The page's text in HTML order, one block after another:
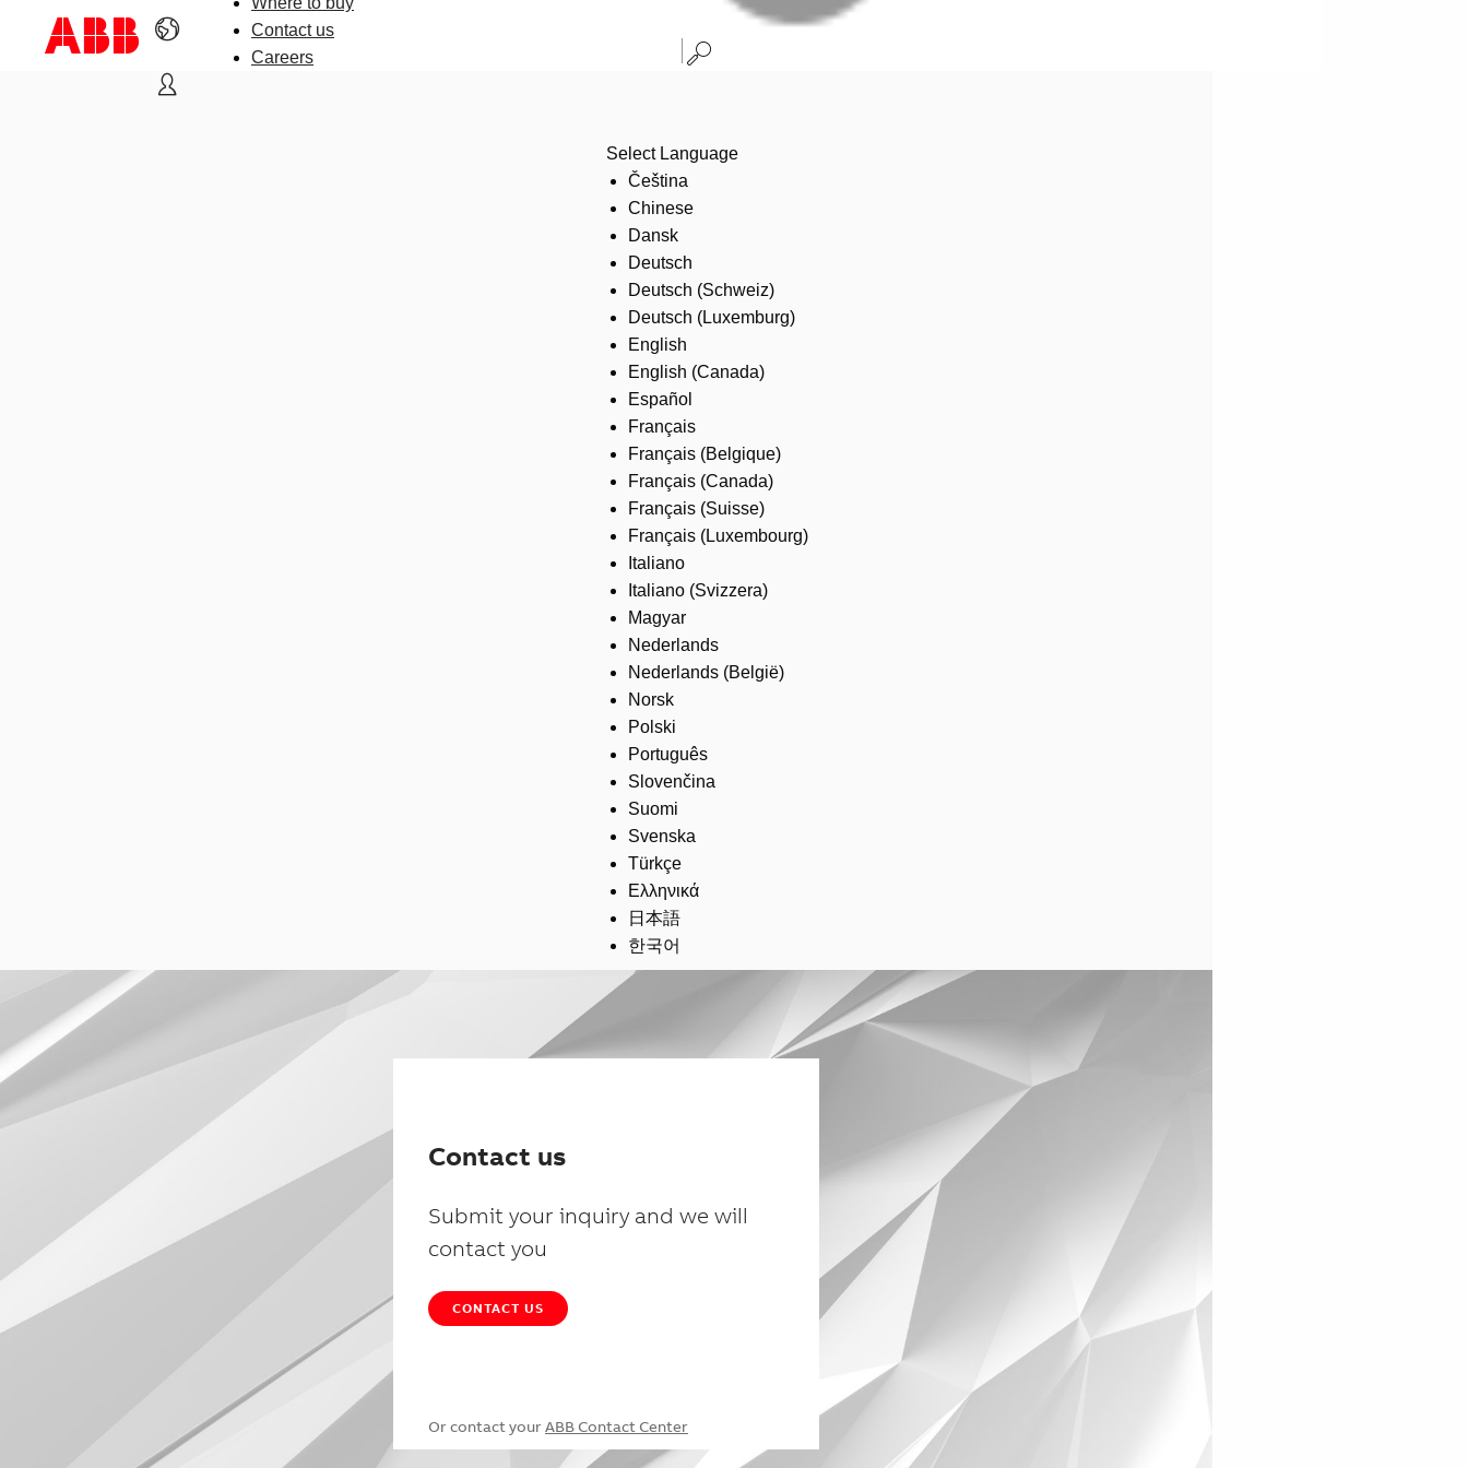
Contact us
Careers
Select Language
Čeština
Chinese
Dansk
Deutsch
Deutsch (Schweiz)
Deutsch (Luxemburg)
English
English (Canada)
Español
Français
Français (Belgique)
Français (Canada)
Français (Suisse)
Français (Luxembourg)
Italiano
Italiano (Svizzera)
Magyar
Nederlands
Nederlands (België)
Norsk
Polski
Português
Slovenčina
Suomi
Svenska
Türkçe
Ελληνικά
日本語
한국어
Contact us
Submit your inquiry and we will
contact you
CONTACT US
Or contact your ABB Contact Center